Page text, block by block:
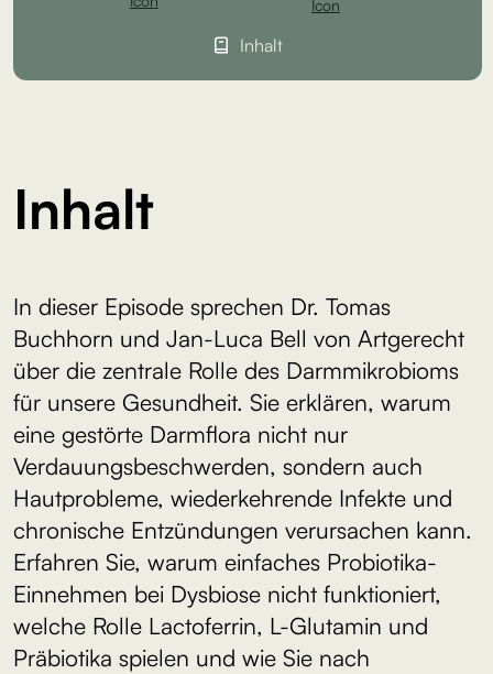
Inhalt
Inhalt
In dieser Episode sprechen Dr. Tomas
Buchhorn und Jan-Luca Bell von Artgerecht
über die zentrale Rolle des Darmmikrobioms
für unsere Gesundheit. Sie erklären, warum
eine gestörte Darmflora nicht nur
Verdauungsbeschwerden, sondern auch
Hautprobleme, wiederkehrende Infekte und
chronische Entzündungen verursachen kann.
Erfahren Sie, warum einfaches Probiotika-
Einnehmen bei Dysbiose nicht funktioniert,
welche Rolle Lactoferrin, L-Glutamin und
Präbiotika spielen und wie Sie nach